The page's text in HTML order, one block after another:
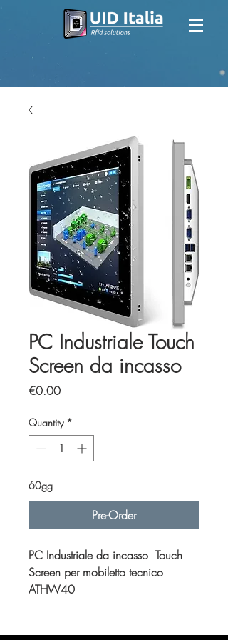
PC Industriale Touch
Screen da incasso
€0.00Price
Quantity *
60gg
Pre-Order
PC Industriale da incasso Touch
Screen per mobiletto tecnico
ATHW40